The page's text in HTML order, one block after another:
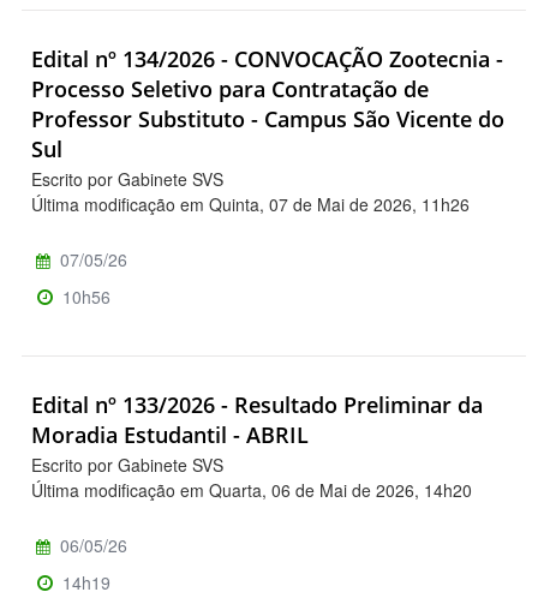
Edital nº 134/2026 - CONVOCAÇÃO Zootecnia -
Processo Seletivo para Contratação de
Professor Substituto - Campus São Vicente do
Sul
Escrito por Gabinete SVS
Última modificação em Quinta, 07 de Mai de 2026, 11h26
07/05/26
10h56
Edital nº 133/2026 - Resultado Preliminar da
Moradia Estudantil - ABRIL
Escrito por Gabinete SVS
Última modificação em Quarta, 06 de Mai de 2026, 14h20
06/05/26
14h19